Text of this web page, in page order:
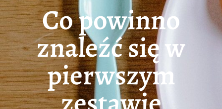
Co powinno
znaleźć się w
pierwszym